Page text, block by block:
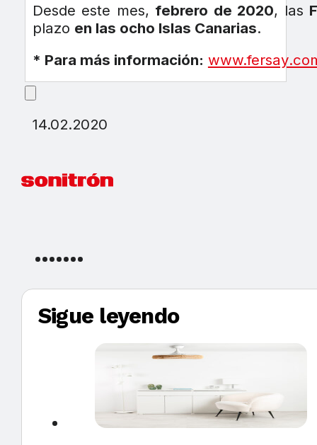
Desde este mes, febrero de 2020, las
plazo en las ocho Islas Canarias.
* Para más información:
14.02.2020
Sigue leyendo